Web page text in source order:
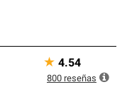
★ 4.54
800 reseñas